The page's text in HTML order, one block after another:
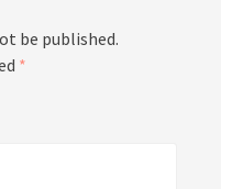
be published.
*